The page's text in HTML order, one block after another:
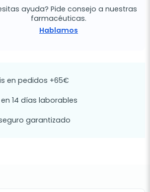
ayuda? Pide consejo a nuestras
farmacéuticas.
Hablamos
en pedidos +65€
14 días laborables
garantizado